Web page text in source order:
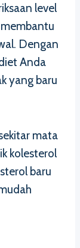
level
Dengan
Anda
yang baru
mata
kolesterol
baru